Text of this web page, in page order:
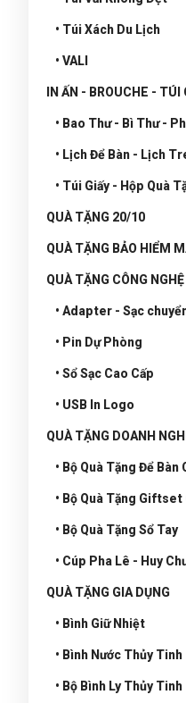
• Túi Xách Du Lịch
• VALI
IN ẤN - BROUCHE - TÚI
• Bao Thư - Bì Thư -
• Lịch Để Bàn - Lịch
• Túi Giấy - Hộp Quà
QUÀ TẶNG 20/10
QUÀ TẶNG BẢO HIỂM
QUÀ TẶNG CÔNG NGHỆ
• Adapter - Sạc
• Pin Dự Phòng
• Sổ Sạc Cao Cấp
• USB In Logo
QUÀ TẶNG DOANH
• Bộ Quà Tặng Để Bàn
• Bộ Quà Tặng Giftset
• Bộ Quà Tặng Sổ Tay
• Cúp Pha Lê - Huy
QUÀ TẶNG GIA DỤNG
• Bình Giữ Nhiệt
• Bình Nước Thủy Tinh
• Bộ Bình Ly Thủy Tinh